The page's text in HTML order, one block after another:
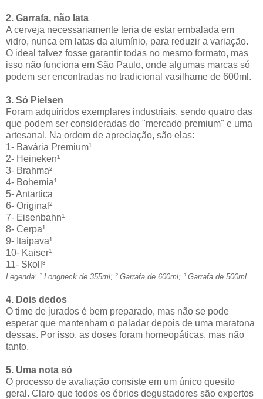
2. Garrafa, não lata
A cerveja necessariamente teria de estar embalada em
vidro, nunca em latas da alumínio, para reduzir a variação.
O ideal talvez fosse garantir todas no mesmo formato, mas
isso não funciona em São Paulo, onde algumas marcas só
podem ser encontradas no tradicional vasilhame de 600ml.
3. Só Pielsen
Foram adquiridos exemplares industriais, sendo quatro das
que podem ser consideradas do "mercado premium" e uma
artesanal. Na ordem de apreciação, são elas:
1- Bavária Premium¹
2- Heineken¹
3- Brahma²
4- Bohemia¹
5- Antartica
6- Original²
7- Eisenbahn¹
8- Cerpa¹
9- Itaipava¹
10- Kaiser¹
11- Skoll³
Legenda: ¹ Longneck de 355ml; ² Garrafa de 600ml; ³ Garrafa de 500ml
4. Dois dedos
O time de jurados é bem preparado, mas não se pode
esperar que mantenham o paladar depois de uma maratona
dessas. Por isso, as doses foram homeopáticas, mas não
tanto.
5. Uma nota só
O processo de avaliação consiste em um único quesito
geral. Claro que todos os ébrios degustadores são expertos